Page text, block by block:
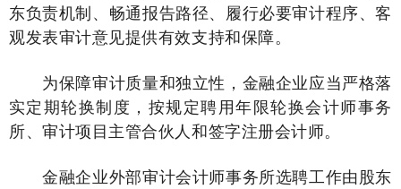
东负责机制、畅通报告路径、履行必要审计程序、客
观发表审计意见提供有效支持和保障。
为保障审计质量和独立性，金融企业应当严格落
实定期轮换制度，按规定聘用年限轮换会计师事务
所、审计项目主管合伙人和签字注册会计师。
金融企业外部审计会计师事务所选聘工作由股东